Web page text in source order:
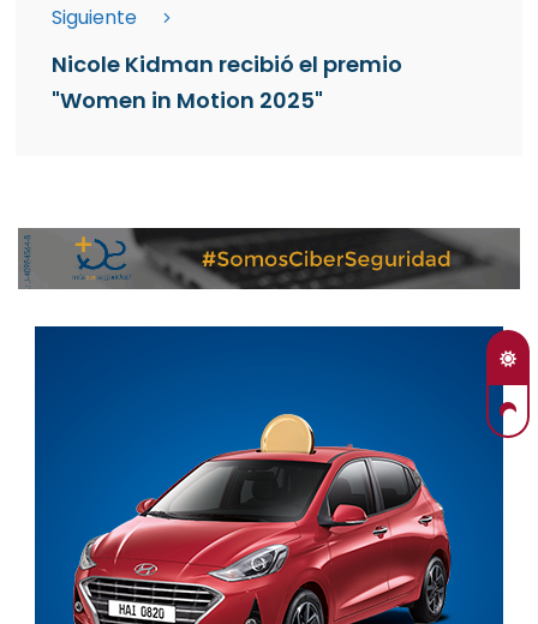
Siguiente
Nicole Kidman recibió el premio
"Women in Motion 2025"